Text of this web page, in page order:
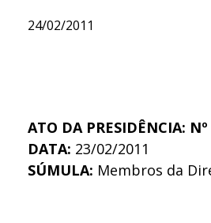
24/02/2011
ATO DA PRESIDÊNCIA: Nº
DATA: 23/02/2011
SÚMULA: Membros da